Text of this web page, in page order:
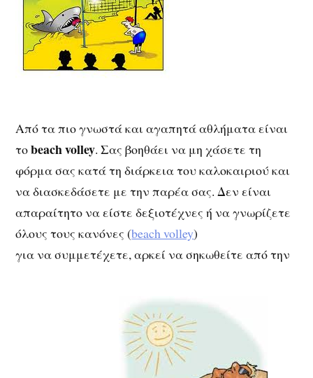
Από τα πιο γνωστά και αγαπητά αθλήματα είναι
τοbeach volley. Σας βοηθάει να μη χάσετε τη
φόρμα σας κατά τη διάρκεια του καλοκαιριού και
να διασκεδάσετε με την παρέα σας. Δεν είναι
απαραίτητο να είστε δεξιοτέχνες ή να γνωρίζετε
όλους τους κανόνες (beach volley)
για να συμμετέχετε, αρκεί να σηκωθείτε από την